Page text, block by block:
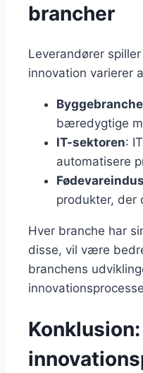
brancher
Leverandører
innovation varierer
bæredygtige
IT-sektoren:
automatisere
produkter, der
Hver branche har
disse, vil være
branchens